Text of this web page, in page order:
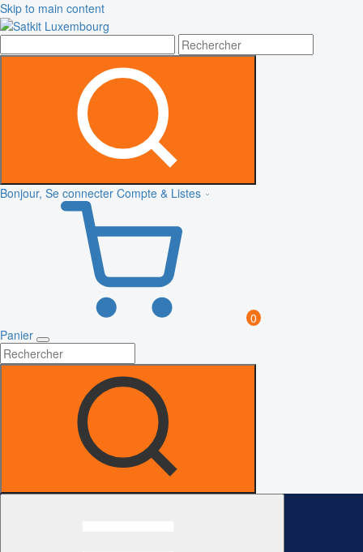
Skip to main content
Bonjour, Se connecter Compte & Listes
0
Panier